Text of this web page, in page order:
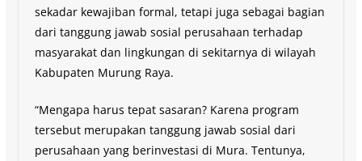
sekadar kewajiban formal, tetapi juga sebagai bagian
dari tanggung jawab sosial perusahaan terhadap
masyarakat dan lingkungan di sekitarnya di wilayah
Kabupaten Murung Raya.
“Mengapa harus tepat sasaran? Karena program
tersebut merupakan tanggung jawab sosial dari
perusahaan yang berinvestasi di Mura. Tentunya,